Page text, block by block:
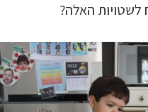
האלה?